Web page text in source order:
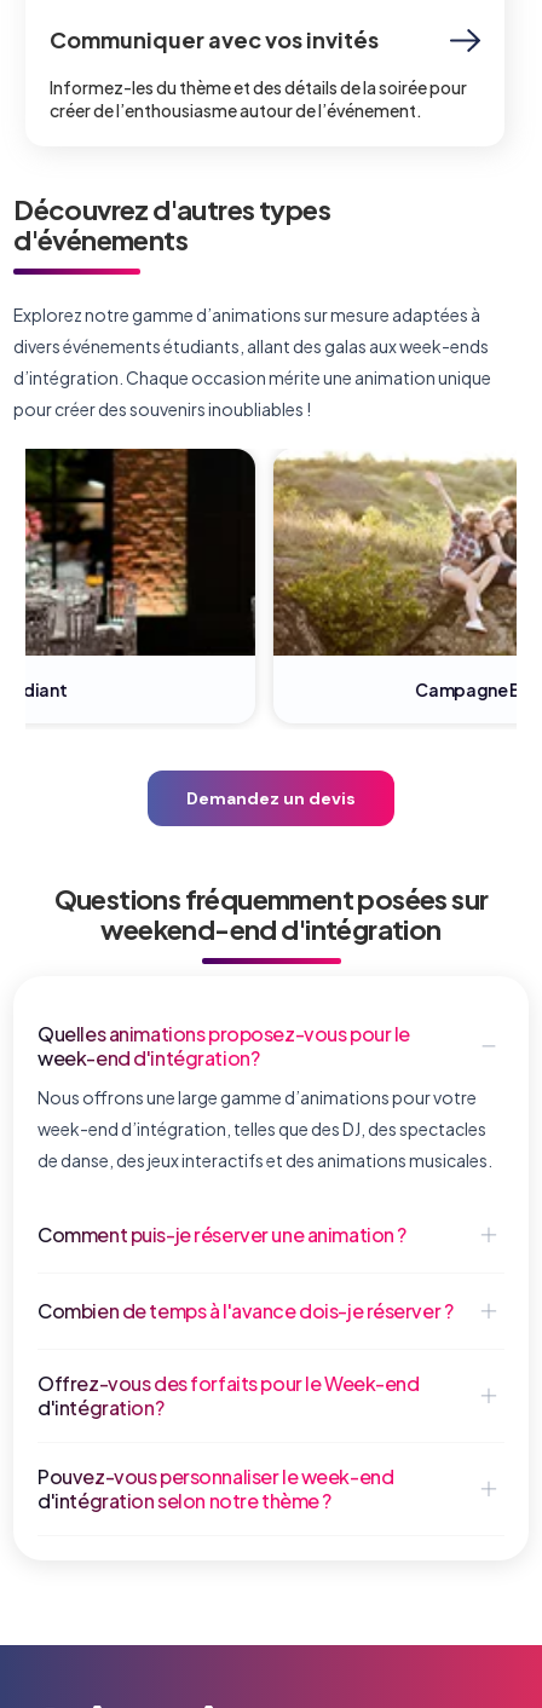
Communiquer avec vos invités
Informez-les du thème et des détails de la soirée pour
créer de l’enthousiasme autour de l’événement.
Découvrez d'autres types
d'événements
Explorez notre gamme d’animations sur mesure adaptées à
divers événements étudiants, allant des galas aux week-ends
d’intégration. Chaque occasion mérite une animation unique
pour créer des souvenirs inoubliables !
Demandez un devis
Questions fréquemment posées sur
weekend-end d'intégration
Quelles animations proposez-vous pour le
week-end d'intégration?
Nous offrons une large gamme d’animations pour votre
week-end d’intégration, telles que des DJ, des spectacles
de danse, des jeux interactifs et des animations musicales.
Comment puis-je réserver une animation ?
Combien de temps à l'avance dois-je réserver ?
Offrez-vous des forfaits pour le Week-end
d'intégration?
Pouvez-vous personnaliser le week-end
d'intégration selon notre thème ?